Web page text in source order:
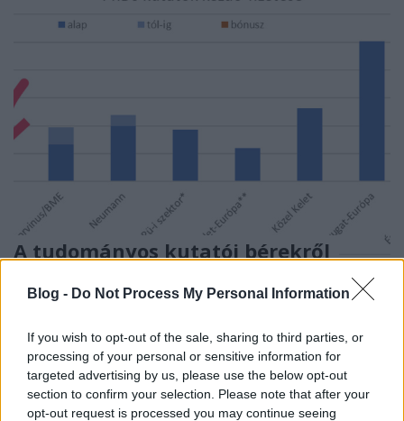
Blog - Do Not Process My Personal Information
If you wish to opt-out of the sale, sharing to third parties, or
processing of your personal or sensitive information for
targeted advertising by us, please use the below opt-out
section to confirm your selection. Please note that after your
opt-out request is processed you may continue seeing
A tudományos kutatói bérekről
felkerüljenek a magyar egyetemek a nemzetközi
rangsorokra, lehetőleg minél előkelőbb helyekre.
Lehet ...